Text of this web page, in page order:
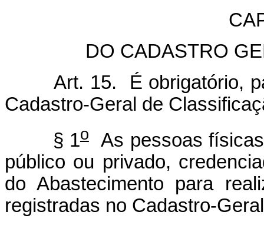
DO CADASTRO
Art. 15. É obrigatório,
Cadastro-Geral de
§ 1oAs pessoas físicas
público ou privado,
do Abastecimento para
registradas no Cadastro-